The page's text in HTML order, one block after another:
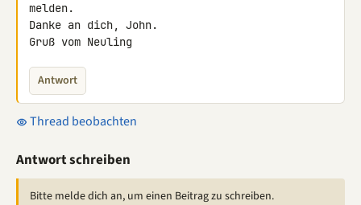
melden.
Danke an dich, John.
Gruß vom Neuling
Antwort
Thread beobachten
Antwort schreiben
Bitte melde dich an, um einen Beitrag zu schreiben.